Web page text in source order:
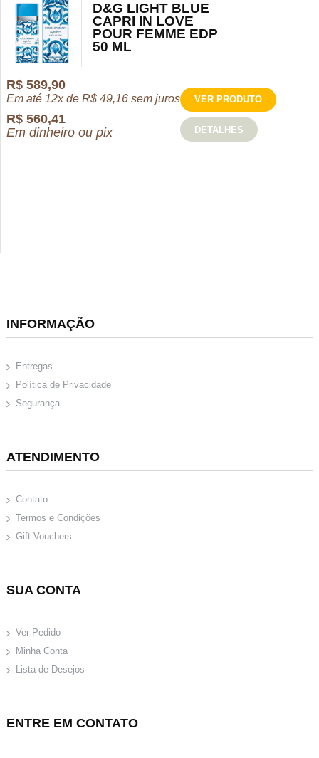
D&G LIGHT BLUE
CAPRI IN LOVE
POUR FEMME EDP
50 ML
R$ 589,90
Em até 12x deR$ 49,16 sem juros
R$ 560,41
Em dinheiro ou pix
VER PRODUTO
DETALHES
INFORMAÇÃO
Entregas
Política de Privacidade
Segurança
ATENDIMENTO
Contato
Termos e Condições
Gift Vouchers
SUA CONTA
Ver Pedido
Minha Conta
Lista de Desejos
ENTRE EM CONTATO